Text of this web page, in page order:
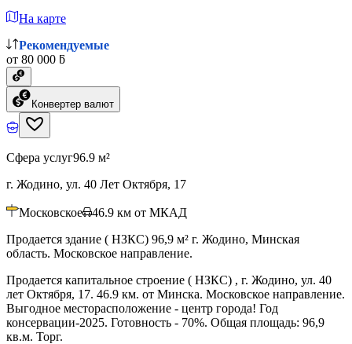
На карте
Рекомендуемые
от 80 000 ƃ
Конвертер валют
Сфера услуг96.9 м²
г. Жодино, ул. 40 Лет Октября, 17
Московское 46.9 км от МКАД
Продается здание ( НЗКС) 96,9 м² г. Жодино, Минская
область. Московское направление.
Продается капитальное строение ( НЗКС) , г. Жодино, ул. 40
лет Октября, 17. 46.9 км. от Минска. Московское направление.
Выгодное месторасположение - центр города! Год
консервации-2025. Готовность - 70%. Общая площадь: 96,9
кв.м. Торг.